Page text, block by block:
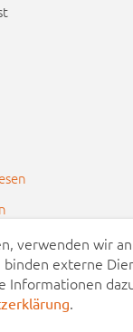
verwenden wir
binden externe
Informationen
.